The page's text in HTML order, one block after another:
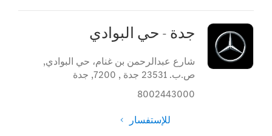
جدة - حي البوادي
شارع عبدالرحمن بن غنام، حي البوادي,
ص.ب. 23531 جدة , 7200
, جدة
8002443000
للإستفسار